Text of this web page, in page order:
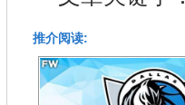
推介阅读: